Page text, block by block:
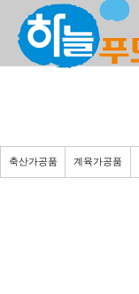
축산가공품 계육가공품